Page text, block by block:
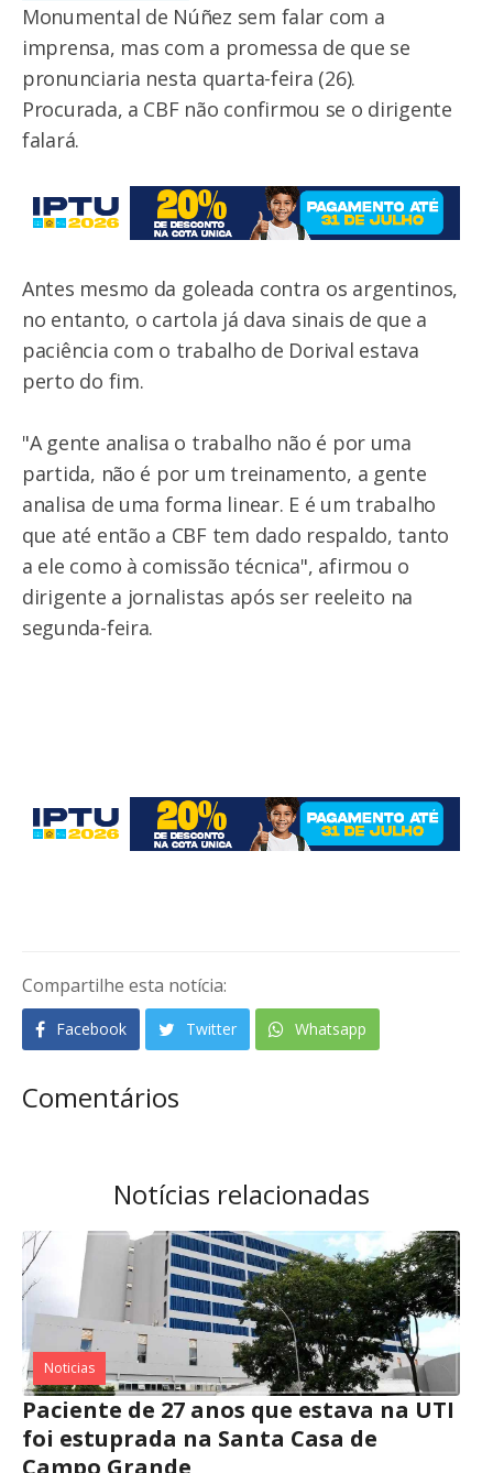
Monumental de Núñez sem falar com a
imprensa, mas com a promessa de que se
pronunciaria nesta quarta-feira (26).
Procurada, a CBF não confirmou se o dirigente
falará.
Antes mesmo da goleada contra os argentinos,
no entanto, o cartola já dava sinais de que a
paciência com o trabalho de Dorival estava
perto do fim.
"A gente analisa o trabalho não é por uma
partida, não é por um treinamento, a gente
analisa de uma forma linear. E é um trabalho
que até então a CBF tem dado respaldo, tanto
a ele como à comissão técnica", afirmou o
dirigente a jornalistas após ser reeleito na
segunda-feira.
Compartilhe esta notícia:
Facebook Twitter Whatsapp
Comentários
Notícias relacionadas
Noticias
Paciente de 27 anos que estava na UTI
foi estuprada na Santa Casa de